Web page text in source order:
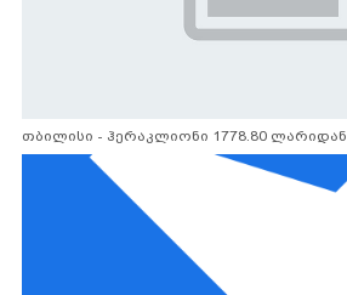
თბილისი - ჰერაკლიონი 1778.80 ლარიდან